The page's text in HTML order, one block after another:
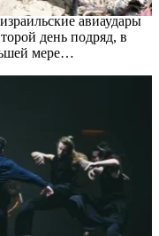
авиаудары
день подряд, в
мере…